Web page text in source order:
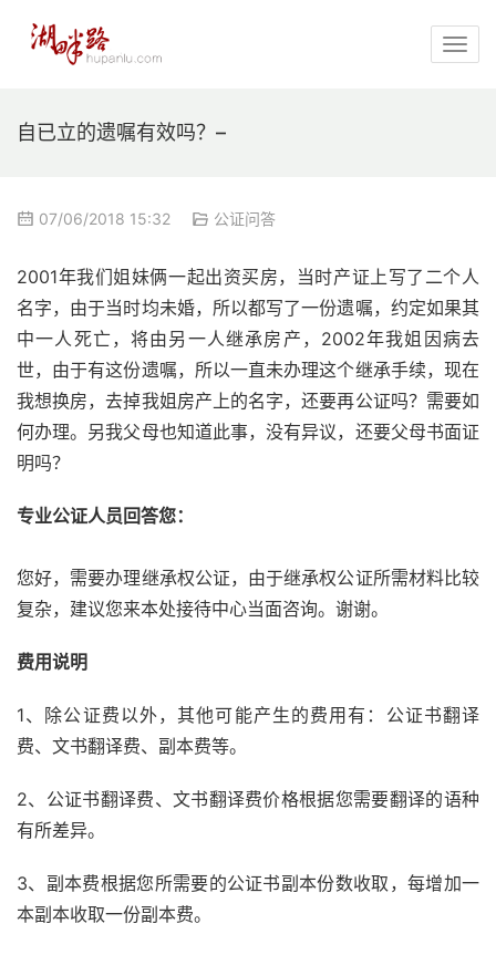
自已立的遗嘱有效吗？–
07/06/2018 15:32 公证问答
2001年我们姐妹俩一起出资买房，当时产证上写了二个人
名字，由于当时均未婚，所以都写了一份遗嘱，约定如果其
中一人死亡，将由另一人继承房产，2002年我姐因病去
世，由于有这份遗嘱，所以一直未办理这个继承手续，现在
我想换房，去掉我姐房产上的名字，还要再公证吗？需要如
何办理。另我父母也知道此事，没有异议，还要父母书面证
明吗？
专业公证人员回答您：
您好，需要办理继承权公证，由于继承权公证所需材料比较
复杂，建议您来本处接待中心当面咨询。谢谢。
费用说明
1、除公证费以外，其他可能产生的费用有：公证书翻译
费、文书翻译费、副本费等。
2、公证书翻译费、文书翻译费价格根据您需要翻译的语种
有所差异。
3、副本费根据您所需要的公证书副本份数收取，每增加一
本副本收取一份副本费。